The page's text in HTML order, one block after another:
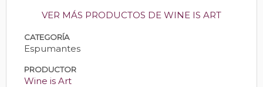
VER MÁS PRODUCTOS DE WINE IS ART
CATEGORÍA
Espumantes
PRODUCTOR
Wine is Art